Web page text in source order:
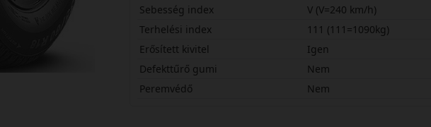
Sebesség index
V (V=240 km/h)
Terhelési index
111 (111=1090kg)
Erősített kivitel
Igen
Defekttűrő gumi
Nem
Peremvédő
Nem